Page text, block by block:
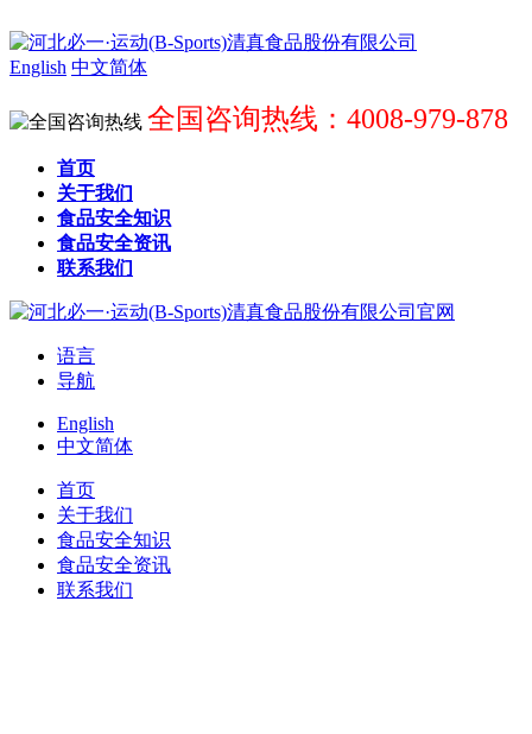
English 中文简体
全国咨询热线：4008-979-878
首页
关于我们
食品安全知识
食品安全资讯
联系我们
语言
导航
English
中文简体
首页
关于我们
食品安全知识
食品安全资讯
联系我们